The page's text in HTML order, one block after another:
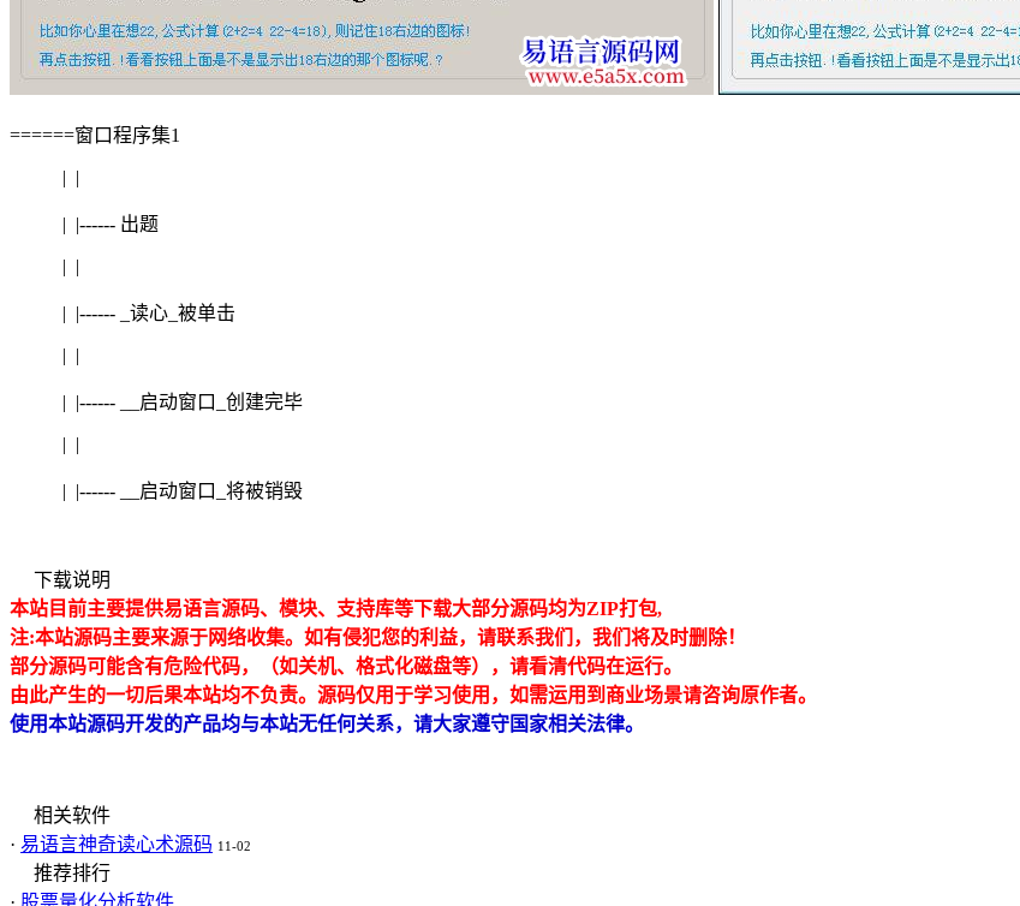
======窗口程序集1
| |
| |------ 出题
| |
| |------ _读心_被单击
| |
| |------ __启动窗口_创建完毕
| |
| |------ __启动窗口_将被销毁
下载说明
本站目前主要提供易语言源码、模块、支持库等下载大部分源码均为ZIP打包,
注:本站源码主要来源于网络收集。如有侵犯您的利益，请联系我们，我们将及时删除！
部分源码可能含有危险代码，（如关机、格式化磁盘等），请看清代码在运行。
由此产生的一切后果本站均不负责。源码仅用于学习使用，如需运用到商业场景请咨询原作者。
使用本站源码开发的产品均与本站无任何关系，请大家遵守国家相关法律。
相关软件
· 易语言神奇读心术源码 11-02
推荐排行
· 股票量化分析软件